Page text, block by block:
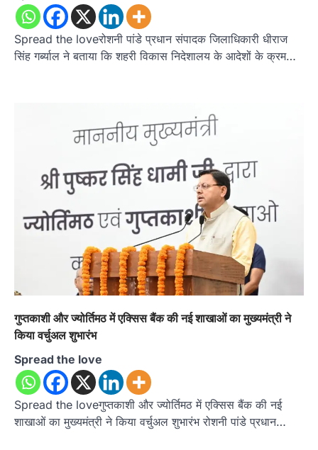
Spread the loveरोशनी पांडे प्रधान संपादक जिलाधिकारी धीराज
सिंह गर्ब्याल ने बताया कि शहरी विकास निदेशालय के आदेशों के क्रम…
गुप्तकाशी और ज्योर्तिमठ में एक्सिस बैंक की नई शाखाओं का मुख्यमंत्री ने
किया वर्चुअल शुभारंभ
Spread the love
Spread the loveगुप्तकाशी और ज्योर्तिमठ में एक्सिस बैंक की नई
शाखाओं का मुख्यमंत्री ने किया वर्चुअल शुभारंभ रोशनी पांडे प्रधान…